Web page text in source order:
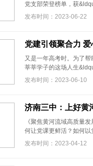
党支部荣登榜单，获
发布时间：2023-06-22
党建引领聚合力
又是一年高考时。为了
莘莘学子的这场人生
发布时间：2023-06-10
济南三中：上好黄
《聚焦黄河流域高质量
何让党课更鲜活？如何
发布时间：2023-04-12